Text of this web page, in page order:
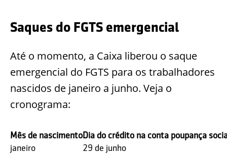
Saques do FGTS emergencial
Até o momento, a Caixa liberou o saque
emergencial do FGTS para os trabalhadores
nascidos de janeiro a junho. Veja o
cronograma:
Mês de nascimentoDia do crédito na conta poupança
janeiro
29 de junho